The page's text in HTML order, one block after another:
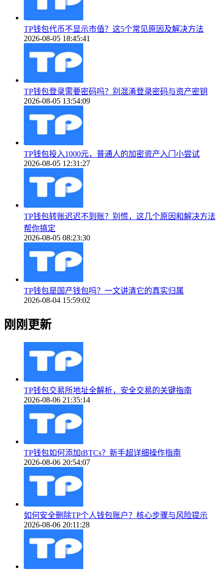
TP钱包代币不显示市值？这5个常见原因及解决方法
2026-08-05 18:45:41
TP钱包登录需要密码吗？别混淆登录密码与资产密钥
2026-08-05 13:54:09
TP钱包投入1000元，普通人的加密资产入门小尝试
2026-08-05 12:31:27
TP钱包转账迟迟不到账？别慌，这几个原因和解决方法
帮你搞定
2026-08-05 08:23:30
TP钱包是国产钱包吗？一文讲清它的真实归属
2026-08-04 15:59:02
刚刚更新
TP钱包交易所地址全解析，安全交易的关键指南
2026-08-06 21:35:14
TP钱包如何添加tBTCs？新手超详细操作指南
2026-08-06 20:54:07
如何安全删除TP个人钱包账户？核心步骤与风险提示
2026-08-06 20:11:28